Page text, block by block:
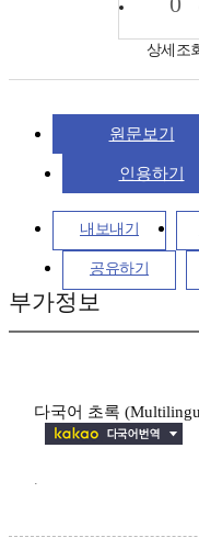
상세조
원문보기
인용하기
내보내기
공유하기
부가정보
다국어 초록
.